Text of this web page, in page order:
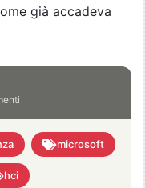
già accadeva
microsoft
hci